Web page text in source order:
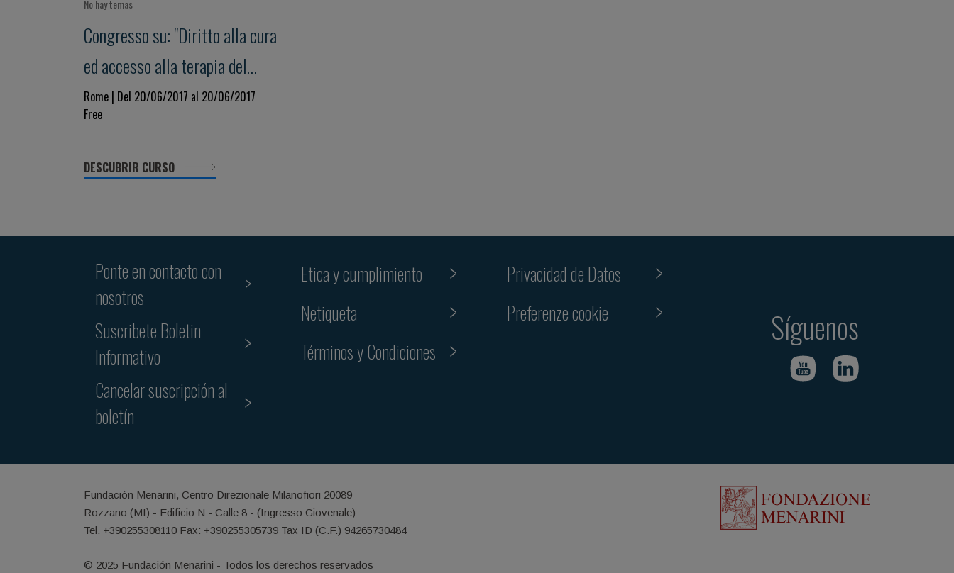
No hay temas
Congresso su: "Diritto alla cura
ed accesso alla terapia del
paziente multietnico"
Rome | Del 20/06/2017 al 20/06/2017
Free
DESCUBRIR CURSO
Ponte en contacto con
nosotros
Suscribete Boletin
Informativo
Cancelar suscripción al
boletín
Etica y cumplimiento
Netiqueta
Términos y Condiciones
Privacidad de Datos
Preferenze cookie
Síguenos
Fundación Menarini, Centro Direzionale Milanofiori 20089
Rozzano (MI) - Edificio N - Calle 8 - (Ingresso Giovenale)
Tel. +390255308110 Fax: +390255305739 Tax ID (C.F.) 94265730484
© 2025 Fundación Menarini - Todos los derechos reservados